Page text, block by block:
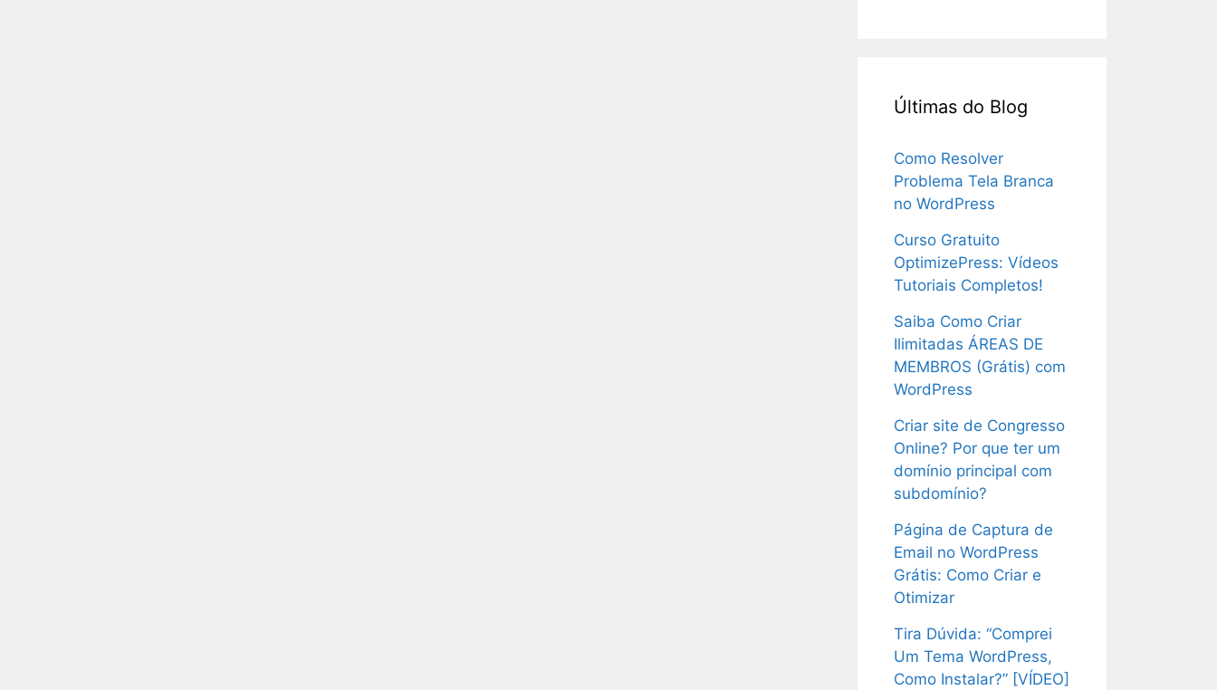
Últimas do Blog
Como Resolver
Problema Tela Branca
no WordPress
Curso Gratuito
OptimizePress: Vídeos
Tutoriais Completos!
Saiba Como Criar
Ilimitadas ÁREAS DE
MEMBROS (Grátis) com
WordPress
Criar site de Congresso
Online? Por que ter um
domínio principal com
subdomínio?
Página de Captura de
Email no WordPress
Grátis: Como Criar e
Otimizar
Tira Dúvida: “Comprei
Um Tema WordPress,
Como Instalar?” [VÍDEO]